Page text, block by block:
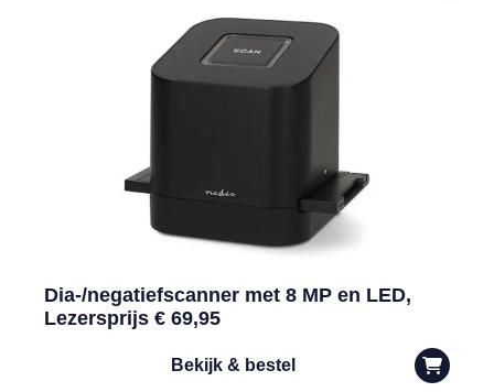
Dia-/negatiefscanner met 8 MP en LED,
Lezersprijs € 69,95
Bekijk & bestel